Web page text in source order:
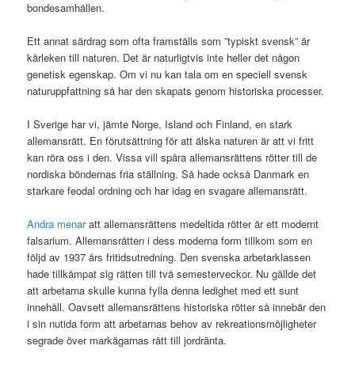
bondesamhällen.
Ett annat särdrag som ofta framställs som ”typiskt svensk” är
kärleken till naturen. Det är naturligtvis inte heller det någon
genetisk egenskap. Om vi nu kan tala om en speciell svensk
naturuppfattning så har den skapats genom historiska processer.
I Sverige har vi, jämte Norge, Island och Finland, en stark
allemansrätt. En förutsättning för att älska naturen är att vi fritt
kan röra oss i den. Vissa vill spåra allemansrättens rötter till de
nordiska böndernas fria ställning. Så hade också Danmark en
starkare feodal ordning och har idag en svagare allemansrätt.
Andra menaratt allemansrättens medeltida rötter är ett modernt
falsarium. Allemansrätten i dess moderna form tillkom som en
följd av 1937 års fritidsutredning. Den svenska arbetarklassen
hade tillkämpat sig rätten till två semesterveckor. Nu gällde det
att arbetarna skulle kunna fylla denna ledighet med ett sunt
innehåll. Oavsett allemansrättens historiska rötter så innebär den
i sin nutida form att arbetarnas behov av rekreationsmöjligheter
segrade över markägarnas rätt till jordränta.